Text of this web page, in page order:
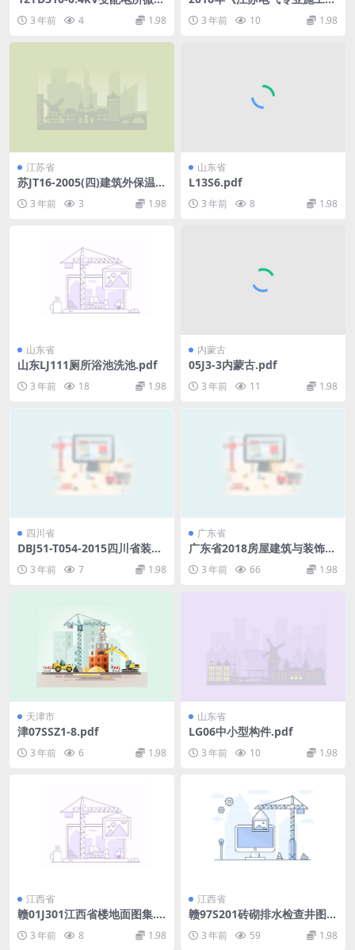
3 年前 4 1.98 3 年前 10 1.98
江苏省
苏JT16-2005(四)建筑外保温构
系统.pdf
3 年前 3 1.98
山东省
L13S6.pdf
3 年前 8 1.98
山东省
山东LJ111厕所浴池洗池.pdf
3 年前 18 1.98
内蒙古
05J3-3内蒙古.pdf
3 年前 11 1.98
四川省
DBJ51-T054-2015四川省装配
式混凝土结构工程施工与质量
验收规程.rar
3 年前 7 1.98
广东省
广东省2018房屋建筑与装饰工
3 年前 66 1.98
天津市
津07SSZ1-8.pdf
3 年前 6 1.98
山东省
LG06中小型构件.pdf
3 年前 10 1.98
江西省
赣01J301江西省楼地面图集.p
3 年前 8 1.98
江西省
赣97S201砖砌排水检查井图
3 年前 59 1.98